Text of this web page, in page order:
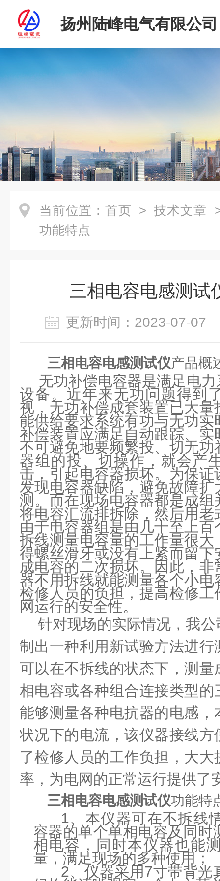
扬州陆峰电气有限公司
当前位置： 首页 > 技术文章
功能特点
三相电容电感测试
更新时间：2023-07-
三相电容电感测试仪产品概
无功补偿电容器是满足电
设备。近年来无功问题得到
视，无功补偿成套装置已大
能供给要求系统有功与无功
补偿装置应满足自动跟踪、
不可避免地要频繁投、切无
器组的投、切操作，就会产
击，引起电容器损坏。为保
发现电容器缺陷，避免故障
测。而在现场电容器都是成
将电容汇流排拆除，然后用
由于电容器组是由几十至上
拆线测量电容量的工作量很
得螺丝滑牙或没有上紧而留
成电容的二次损坏。因此，
器不用拆线就能测量各个小
检修人员的负担，提高检修
网运行的安全性。
针对现场的实际情况，我
制出一种利用新试验方法进
可以在不拆线的状态下，测
相电容或各种组合连接类型
能够测量各种电抗器的电感
状况下的电流，该仪器接线
了检修人员的工作负担，大
率，为电网的正常运行提供了
三相电容电感测试仪功能特
1、本仪器可在不拆线
容器的单个单相电容及同时
相电容，同时本仪器也能
量，满足现场的多种使用；
2、仪器采用7寸带背光